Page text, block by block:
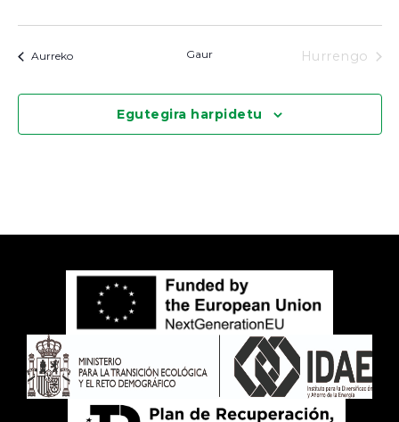
AurrekoEkitaldiak Gaur
Hurrengo
Egutegira harpidetu